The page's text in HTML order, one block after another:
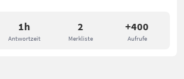
1h
Antwortzeit
2
Merkliste
+400
Aufrufe